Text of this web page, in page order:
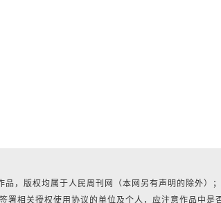
，版权均属于人民周刊网（本网另有声明的除外）
署相关授权使用协议的单位及个人，应注意作品中是